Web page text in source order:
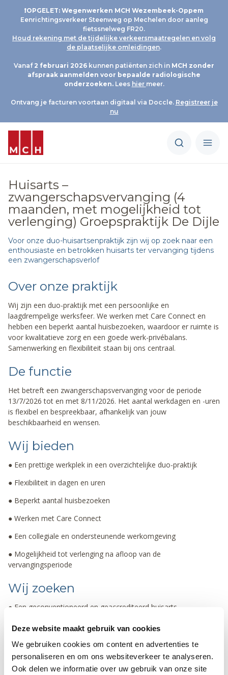
Deze website maakt gebruik van cookies
We gebruiken cookies om content en advertenties te
personaliseren en om ons websiteverkeer te analyseren.
Ook delen we informatie over uw gebruik van onze site
❗OPGELET: Wegenwerken MCH Wezembeek-Oppem
Eenrichtingsverkeer Steenweg op Mechelen door aanleg
fietssnelweg FR20.
Houd rekening met de tijdelijke verkeersmaatregelen en volg
de plaatselijke omleidingen.
Vanaf 2 februari 2026 kunnen patiënten zich in MCH zonder
afspraak aanmelden voor bepaalde radiologische
onderzoeken.Lees hier meer.
Ontvang je facturen voortaan digitaal via Doccle. Registreer je
nu
Huisarts –
zwangerschapsvervanging (4
maanden, met mogelijkheid tot
verlenging) Groepspraktijk De Dijle
Voor onze duo-huisartsenpraktijk zijn wij op zoek naar een
enthousiaste en betrokken huisarts ter vervanging tijdens
een zwangerschapsverlof
Over onze praktijk
Wij zijn een duo-praktijk met een persoonlijke en
laagdrempelige werksfeer. We werken met Care Connect en
hebben een beperkt aantal huisbezoeken, waardoor er ruimte is
voor kwalitatieve zorg en een goede werk-privébalans.
Samenwerking en flexibiliteit staan bij ons centraal.
De functie
Het betreft een zwangerschapsvervanging voor de periode
13/7/2026 tot en met 8/11/2026. Het aantal werkdagen en -uren
is flexibel en bespreekbaar, afhankelijk van jouw
beschikbaarheid en wensen.
Wij bieden
● Een prettige werkplek in een overzichtelijke duo-praktijk
● Flexibiliteit in dagen en uren
● Beperkt aantal huisbezoeken
● Werken met Care Connect
● Een collegiale en ondersteunende werkomgeving
● Mogelijkheid tot verlenging na afloop van de
vervangingsperiode
Wij zoeken
● Een geconventioneerd en geaccrediteerd huisarts
● Iemand die patiëntgericht, collegiaal en evidence based werkt
● Beschikbaar voor (een deel van) de genoemde periode
Interesse?